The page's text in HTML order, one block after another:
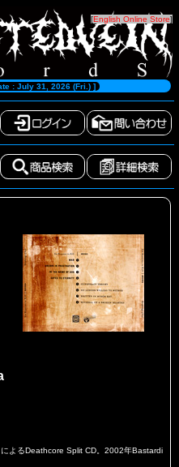
[English Online Store]
: July 31, 2026 (Fri.) ]
よるDeathcore Split CD。2002年Bastardi